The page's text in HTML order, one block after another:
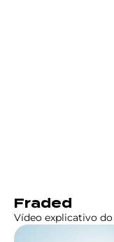
Fraded
Vídeo explicativo